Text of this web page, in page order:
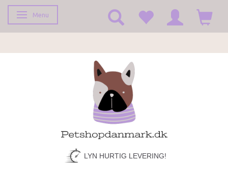
Skifte navigation
Menu
FRAGT KUN 39,-
LYN HURTIG LEVERING!